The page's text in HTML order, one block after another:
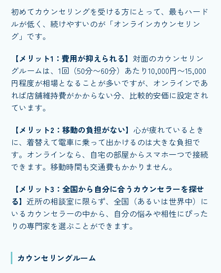
初めてカウンセリングを受ける方にとって、最もハード
ルが低く、続けやすいのが「オンラインカウンセリン
グ」です。
【メリット1：費用が抑えられる】 対面のカウンセリン
グルームは、1回（50分〜60分）あたり10,000円〜15,000
円程度が相場となることが多いですが、オンラインであ
れば店舗維持費がかからない分、比較的安価に設定され
ています。
【メリット2：移動の負担がない】 心が疲れているとき
に、着替えて電車に乗って出かけるのは大きな負担で
す。オンラインなら、自宅の部屋からスマホ一つで接続
できます。移動時間も交通費もかかりません。
【メリット3：全国から自分に合うカウンセラーを探せ
る】近所の相談室に限らず、全国（あるいは世界中）に
いるカウンセラーの中から、自分の悩みや相性にぴった
りの専門家を選ぶことができます。
カウンセリングルーム